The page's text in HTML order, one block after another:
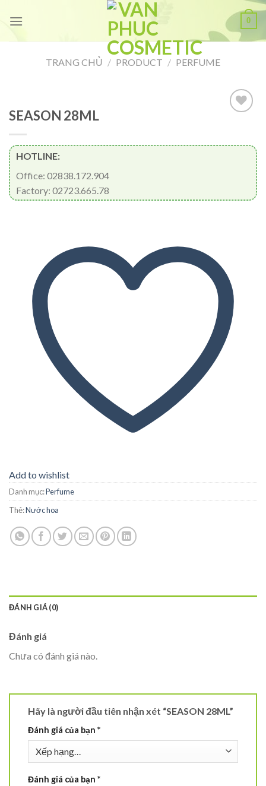
0
TRANG CHỦ / PRODUCT / PERFUME
SEASON 28ML
HOTLINE:
Office: 02838.172.904
Factory: 02723.665.78
Add to wishlist
Danh mục:Perfume
Thẻ:Nước hoa
ĐÁNH GIÁ (0)
Đánh giá
Chưa có đánh giá nào.
Hãy là người đầu tiên nhận xét “SEASON 28ML”
Đánh giá của bạn *
Đánh giá của bạn *